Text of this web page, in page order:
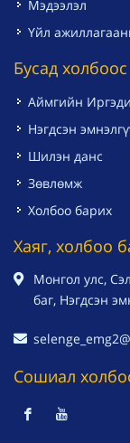
Мэдээлэл
Үйл
Бусад холбоос
Аймгийн
Нэгдсэн
Шилэн данс
Зөвлөмж
Холбоо барих
Хаяг, холбоо
Монгол улс,
баг, Нэгдсэн
Сошиал